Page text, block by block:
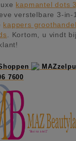
kapmantel dots
verstelbare 3-in-
kappers groothandel
. Kortom, u vindt
7600